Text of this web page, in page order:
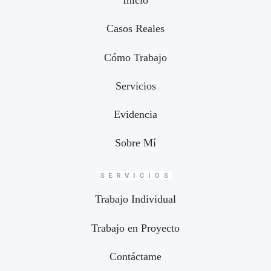
Casos Reales
Cómo Trabajo
Servicios
Evidencia
Sobre Mí
SERVICIOS
Trabajo Individual
Trabajo en Proyecto
Contáctame